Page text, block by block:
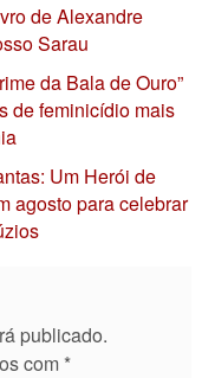
de Alexandre
Sarau
da Bala de Ouro”
de feminicídio mais
Um Herói de
agosto para celebrar
publicado.
com *